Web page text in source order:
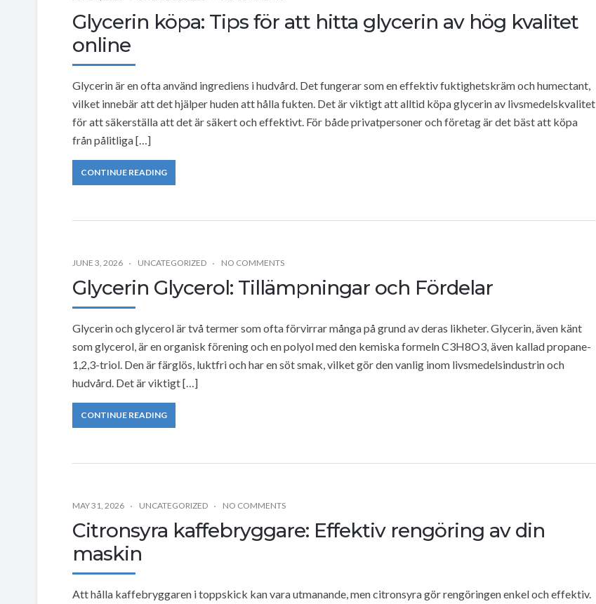
Glycerin köpa: Tips för att hitta glycerin av hög kvalitet
online
Glycerin är en ofta använd ingrediens i hudvård. Det fungerar som en effektiv fuktighetskräm och humectant,
vilket innebär att det hjälper huden att hålla fukten. Det är viktigt att alltid köpa glycerin av livsmedelskvalitet
för att säkerställa att det är säkert och effektivt. För både privatpersoner och företag är det bäst att köpa
från pålitliga […]
CONTINUE READING
JUNE 3, 2026 UNCATEGORIZED NO COMMENTS
Glycerin Glycerol: Tillämpningar och Fördelar
Glycerin och glycerol är två termer som ofta förvirrar många på grund av deras likheter. Glycerin, även känt
som glycerol, är en organisk förening och en polyol med den kemiska formeln C3H8O3, även kallad propane-
1,2,3-triol. Den är färglös, luktfri och har en söt smak, vilket gör den vanlig inom livsmedelsindustrin och
hudvård. Det är viktigt […]
CONTINUE READING
MAY 31, 2026 UNCATEGORIZED NO COMMENTS
Citronsyra kaffebryggare: Effektiv rengöring av din
maskin
Att hålla kaffebryggaren i toppskick kan vara utmanande, men citronsyra gör rengöringen enkel och effektiv.